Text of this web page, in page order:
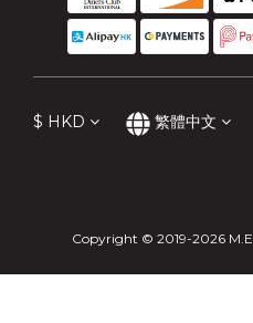
$ HKD 繁體中文
Copyright © 2019-2026